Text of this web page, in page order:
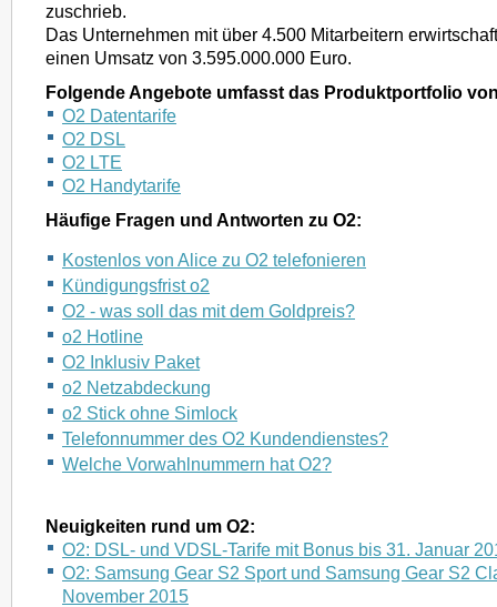
zuschrieb.
Das Unternehmen mit über 4.500 Mitarbeitern
einen Umsatz von 3.595.000.000 Euro.
Folgende Angebote umfasst das Produktportfolio
O2 Datentarife
O2 DSL
O2 LTE
O2 Handytarife
Häufige Fragen und Antworten zu O2:
Kostenlos von Alice zu O2 telefonieren
Kündigungsfrist o2
O2 - was soll das mit dem Goldpreis?
o2 Hotline
O2 Inklusiv Paket
o2 Netzabdeckung
o2 Stick ohne Simlock
Telefonnummer des O2 Kundendienstes?
Welche Vorwahlnummern hat O2?
Neuigkeiten rund um O2:
O2: DSL- und VDSL-Tarife mit Bonus bis 31. Januar
O2: Samsung Gear S2 Sport und Samsung Gear S2
November 2015